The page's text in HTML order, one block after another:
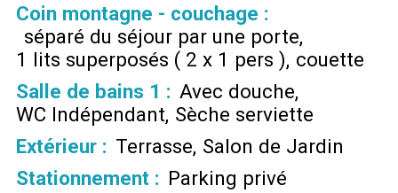
Coin montagne - couchage :
séparé du séjour par une porte
1 lits superposés ( 2 x 1 pers ) couette
Salle de bains 1 : Avec douche
WC Indépendant Sèche serviette
Extérieur : Terrasse Salon de Jardin
Stationnement : Parking privé